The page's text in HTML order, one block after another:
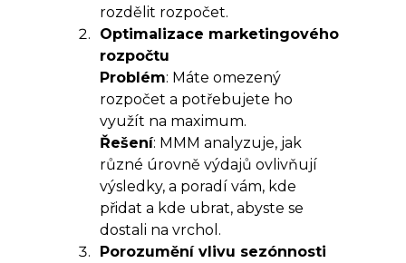
rozdělit rozpočet.
Optimalizace marketingového
rozpočtu
Problém: Máte omezený
rozpočet a potřebujete ho
využít na maximum.
Řešení: MMM analyzuje, jak
různé úrovně výdajů ovlivňují
výsledky, a poradí vám, kde
přidat a kde ubrat, abyste se
dostali na vrchol.
Porozumění vlivu sezónnosti